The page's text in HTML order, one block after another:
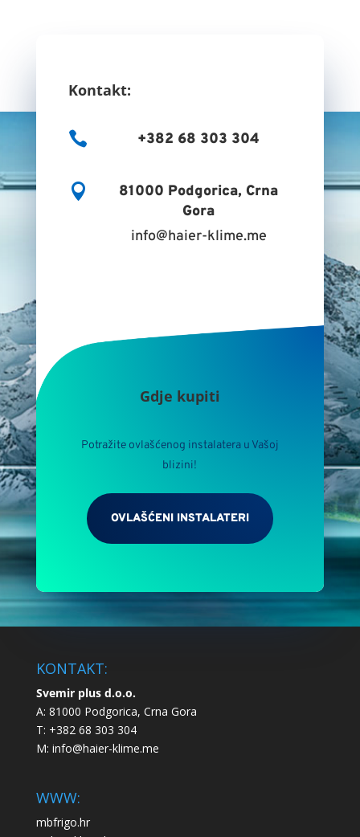
Kontakt:
 +382 68 303 304

81000 Podgorica, Crna
Gora
info@haier-klime.me
Gdje kupiti
Potražite ovlašćenog instalatera u Vašoj
blizini!
OVLAŠĆENI INSTALATERI
KONTAKT:
Svemir plus d.o.o.
A: 81000 Podgorica, Crna Gora
T: +382 68 303 304
M: info@haier-klime.me
WWW:
mbfrigo.hr